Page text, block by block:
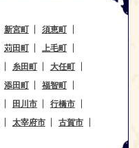
新宮町
須恵町
苅田町
上毛町
糸田町
大任町
添田町
福智町
田川市
行橋市
太宰府市
古賀市